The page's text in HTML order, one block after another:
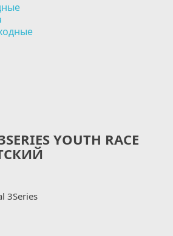
YOUTH RACE
3Series